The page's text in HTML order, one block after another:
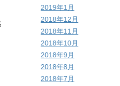
2019年1月
2018年12月
2018年11月
2018年10月
2018年9月
2018年8月
2018年7月